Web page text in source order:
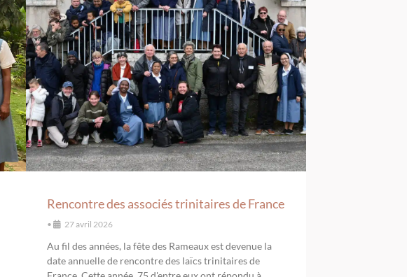
Rencontre des associés trinitaires de France
• 27 avril 2026
Au fil des années, la fête des Rameaux est devenue la
date annuelle de rencontre des laïcs trinitaires de